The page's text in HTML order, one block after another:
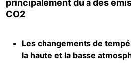
principalement dû à des
CO2
Les changements de
la haute et la basse